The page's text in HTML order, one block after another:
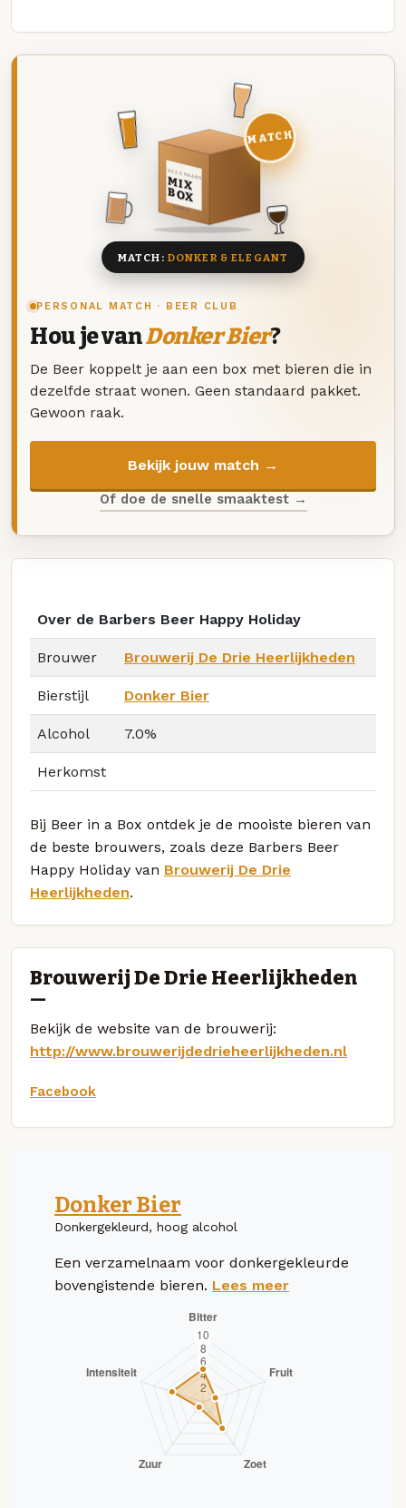
PERSONAL MATCH · BEER CLUB
Hou je vanDonker Bier?
De Beer koppelt je aan een box met bieren die in
dezelfde straat wonen. Geen standaard pakket.
Gewoon raak.
Bekijk jouw match →
Of doe de snelle smaaktest →
DEZE MAAND
MIX
BOX
8 BIEREN
MATCH
MATCH: DONKER & ELEGANT
Over de Barbers Beer Happy Holiday
Brouwer Brouwerij De Drie Heerlijkheden
Bierstijl Donker Bier
Alcohol 7.0%
Herkomst
Bij Beer in a Box ontdek je de mooiste bieren van
de beste brouwers, zoals deze Barbers Beer
Happy Holiday van Brouwerij De Drie
Heerlijkheden.
Brouwerij De Drie Heerlijkheden
—
Bekijk de website van de brouwerij:
http://www.brouwerijdedrieheerlijkheden.nl
Facebook
Donker Bier
Donkergekleurd, hoog alcohol
Een verzamelnaam voor donkergekleurde
bovengistende bieren. Lees meer